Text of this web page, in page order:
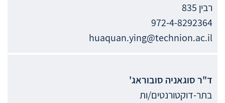
רבין 835
972-4-8292364
huaquan.ying@technion.ac.il
ד"רסוגאניה סובוראג'
בתר-דוקטורנטים/ות